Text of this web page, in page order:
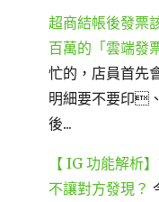
超商結帳後發票
百萬的「雲端發
忙的，店員首先
明細要不要印
後...
【 IG 功能解析
不讓對方發現？